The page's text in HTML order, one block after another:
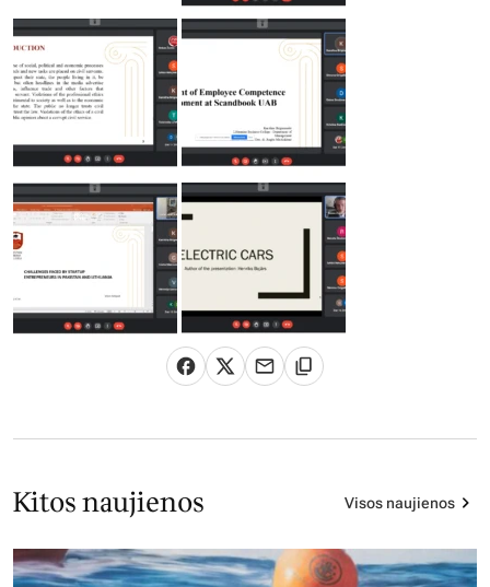
Kitos naujienos Visos naujienos